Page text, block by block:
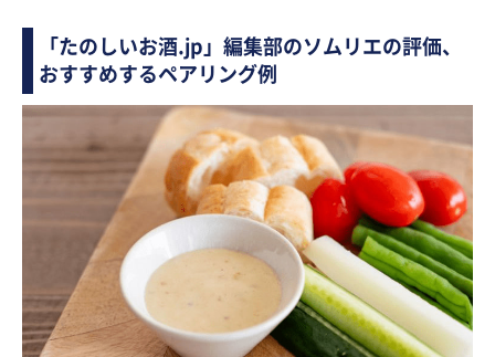
「たのしいお酒.jp」編集部のソムリエの評価、
おすすめするペアリング例